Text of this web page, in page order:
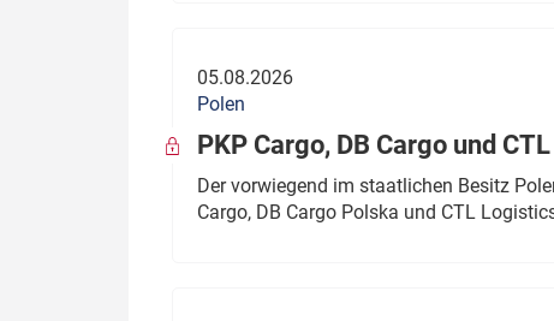
05.08.2026
Polen
PKP Cargo, DB Cargo und
Der vorwiegend im staatlichen Besitz
Cargo, DB Cargo Polska und CTL